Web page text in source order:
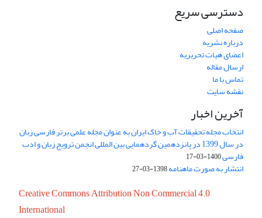
دسترسی سریع
صفحه اصلی
درباره نشریه
اعضای هیات تحریریه
ارسال مقاله
تماس با ما
نقشه سایت
آخرین اخبار
انتخاب مجله تحقیقات آب و خاک ایران به عنوان مجله علمی برتر فارسی زبان
در سال 1399 در پانزدهمین گردهمایی بین المللی انجمن ترویج زبان و ادب
فارسی1400-03-17
انتشار به صورت ماهنامه1398-03-27
Creative Commons Attribution Non Commercial 4.0
International